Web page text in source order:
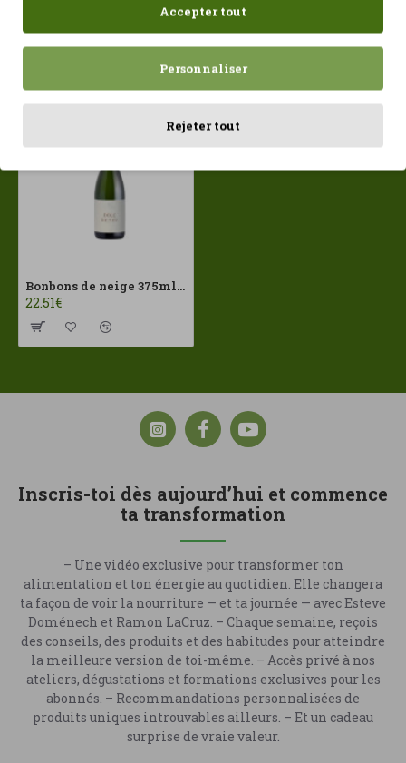
Récemment consulté Les plus vues
Bonbons de neige 375ml AltaAlella ECO
22.51€
Inscris-toi dès aujourd’hui et commence
ta transformation
– Une vidéo exclusive pour transformer ton
alimentation et ton énergie au quotidien. Elle changera
ta façon de voir la nourriture — et ta journée — avec Esteve
Doménech et Ramon LaCruz. – Chaque semaine, reçois
des conseils, des produits et des habitudes pour atteindre
la meilleure version de toi-même. – Accès privé à nos
ateliers, dégustations et formations exclusives pour les
abonnés. – Recommandations personnalisées de
produits uniques introuvables ailleurs. – Et un cadeau
surprise de vraie valeur.
Accepter tout
Personnaliser
Rejeter tout